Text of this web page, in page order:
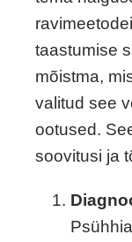
taastumise
mõistma,
valitud see
ootused.
soovitusi ja